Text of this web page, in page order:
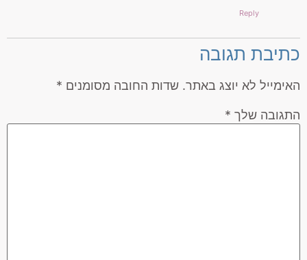
Reply
כתיבת תגובה
האימייל לא יוצג באתר. שדות החובה מסומנים *
התגובה שלך *